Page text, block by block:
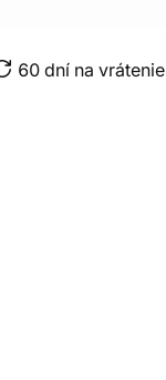
60 dní na vrátenie